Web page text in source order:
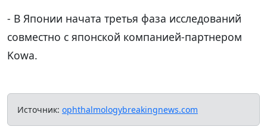
- В Японии начата третья фаза исследований
совместно с японской компанией-партнером
Kowa.
Источник: ophthalmologybreakingnews.com